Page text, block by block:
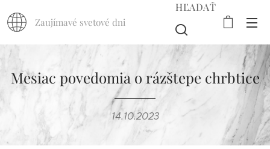
Zaujímavé svetové dni
HĽADAŤ
Mesiac povedomia o rázštepe chrbtice
14.10.2023